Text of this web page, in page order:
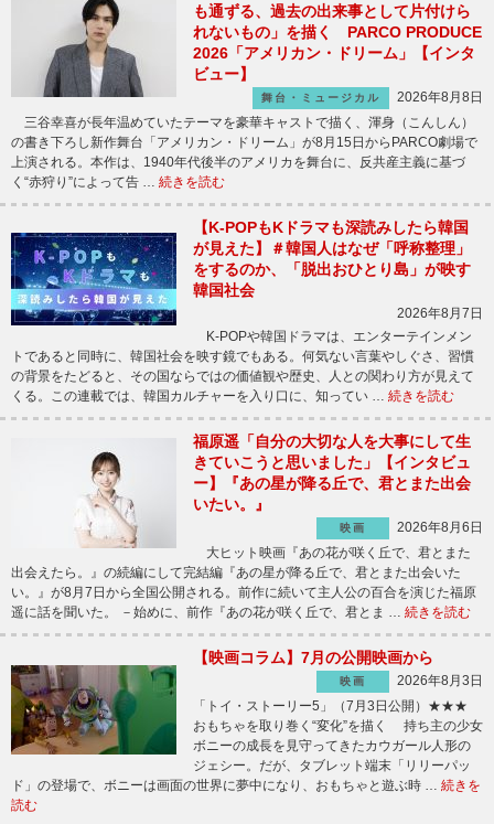
も通ずる、過去の出来事として片付けら
れないもの」を描く PARCO PRODUCE
2026「アメリカン・ドリーム」【インタ
ビュー】
舞台・ミュージカル
2026年8月8日
三谷幸喜が長年温めていたテーマを豪華キャストで描く、渾身（こんしん）
の書き下ろし新作舞台「アメリカン・ドリーム」が8月15日からPARCO劇場で
上演される。本作は、1940年代後半のアメリカを舞台に、反共産主義に基づ
く“赤狩り”によって告 … 続きを読む
【K-POPもKドラマも深読みしたら韓国
が見えた】＃韓国人はなぜ「呼称整理」
をするのか、「脱出おひとり島」が映す
韓国社会
2026年8月7日
K-POPや韓国ドラマは、エンターテインメン
トであると同時に、韓国社会を映す鏡でもある。何気ない言葉やしぐさ、習慣
の背景をたどると、その国ならではの価値観や歴史、人との関わり方が見えて
くる。この連載では、韓国カルチャーを入り口に、知ってい … 続きを読む
福原遥「自分の大切な人を大事にして生
きていこうと思いました」【インタビュ
ー】『あの星が降る丘で、君とまた出会
いたい。』
映画
2026年8月6日
大ヒット映画『あの花が咲く丘で、君とまた
出会えたら。』の続編にして完結編『あの星が降る丘で、君とまた出会いた
い。』が8月7日から全国公開される。前作に続いて主人公の百合を演じた福原
遥に話を聞いた。 －始めに、前作『あの花が咲く丘で、君とま … 続きを読む
【映画コラム】7月の公開映画から
映画
2026年8月3日
「トイ・ストーリー5」（7月3日公開）★★★
おもちゃを取り巻く“変化”を描く 持ち主の少女
ボニーの成長を見守ってきたカウガール人形の
ジェシー。だが、タブレット端末「リリーパッ
ド」の登場で、ボニーは画面の世界に夢中になり、おもちゃと遊ぶ時 … 続きを
読む